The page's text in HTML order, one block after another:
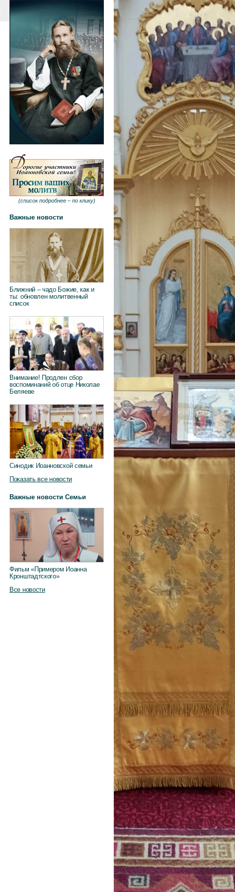
(список подробнее – по клику)
Важные новости
Ближний – чадо Божие, как и
ты: обновлен молитвенный
список
Внимание! Продлен сбор
воспоминаний об отце Николае
Беляеве
Синодик Иоанновской семьи
Показать все новости
Важные новости Семьи
Фильм «Примером Иоанна
Кронштадтского»
Все новости